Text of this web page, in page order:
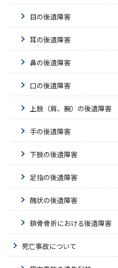
目の後遺障害
耳の後遺障害
鼻の後遺障害
口の後遺障害
上肢（肩、腕）の後遺障害
手の後遺障害
下肢の後遺障害
足指の後遺障害
醜状の後遺障害
鎖骨骨折における後遺障害
死亡事故について